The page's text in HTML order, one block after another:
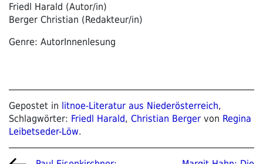
Friedl Harald (Autor/in)
Berger Christian (Redakteur/in)
Genre: AutorInnenlesung
Gepostet in litnoe-Literatur aus Niederösterreich,
Schlagwörter: Friedl Harald, Christian Berger von Regina
Leibetseder-Löw.